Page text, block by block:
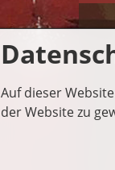
Auf dieser
der Website zu